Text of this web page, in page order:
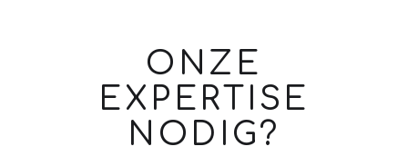
ONZE
EXPERTISE
NODIG?